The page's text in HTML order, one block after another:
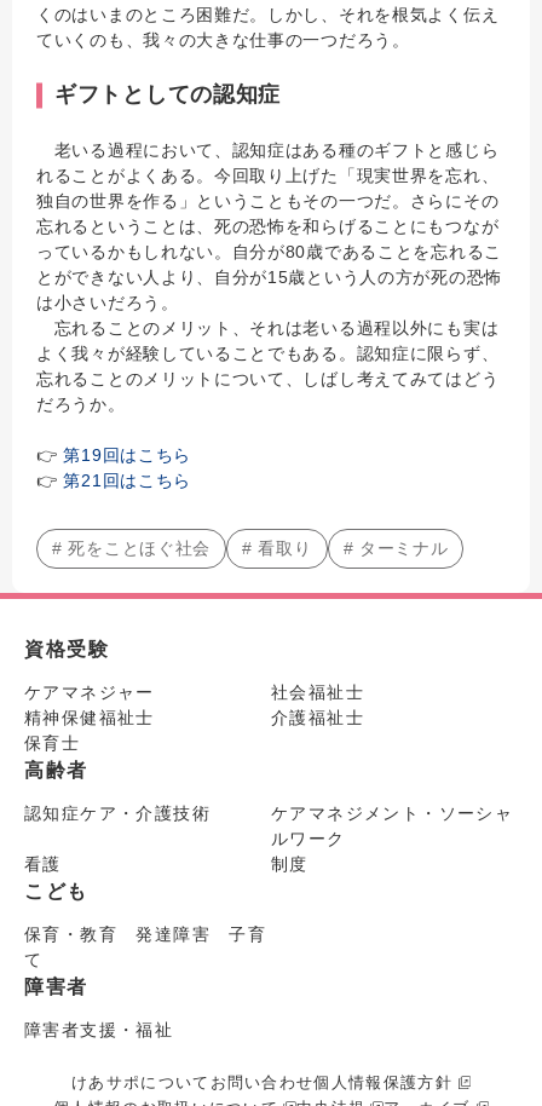
くのはいまのところ困難だ。しかし、それを根気よく伝え
ていくのも、我々の大きな仕事の一つだろう。
ギフトとしての認知症
老いる過程において、認知症はある種のギフトと感じら
れることがよくある。今回取り上げた「現実世界を忘れ、
独自の世界を作る」ということもその一つだ。さらにその
忘れるということは、死の恐怖を和らげることにもつなが
っているかもしれない。自分が80歳であることを忘れるこ
とができない人より、自分が15歳という人の方が死の恐怖
は小さいだろう。
忘れることのメリット、それは老いる過程以外にも実は
よく我々が経験していることでもある。認知症に限らず、
忘れることのメリットについて、しばし考えてみてはどう
だろうか。
👉第19回はこちら
👉第21回はこちら
# 死をことほぐ社会 # 看取り # ターミナル
資格受験
ケアマネジャー
社会福祉士
精神保健福祉士
介護福祉士
保育士
高齢者
認知症ケア・介護技術
ケアマネジメント・ソーシャ
ルワーク
看護
制度
こども
保育・教育 発達障害 子育
て
障害者
障害者支援・福祉
けあサポについて お問い合わせ個人情報保護方針